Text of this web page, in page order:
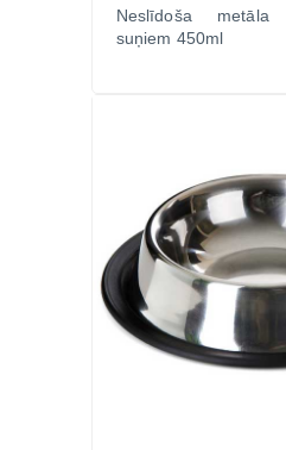
Neslīdoša
suņiem 450ml